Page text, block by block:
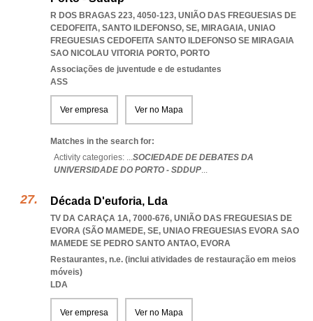
R DOS BRAGAS 223, 4050-123, UNIÃO DAS FREGUESIAS DE
CEDOFEITA, SANTO ILDEFONSO, SE, MIRAGAIA, UNIAO
FREGUESIAS CEDOFEITA SANTO ILDEFONSO SE MIRAGAIA
SAO NICOLAU VITORIA PORTO, PORTO
Associações de juventude e de estudantes
ASS
Ver empresa Ver no Mapa
Matches in the search for:
Activity categories: ...SOCIEDADE DE DEBATES DA
UNIVERSIDADE DO PORTO - SDDUP...
Década D'euforia, Lda
TV DA CARAÇA 1A, 7000-676, UNIÃO DAS FREGUESIAS DE
EVORA (SÃO MAMEDE, SE, UNIAO FREGUESIAS EVORA SAO
MAMEDE SE PEDRO SANTO ANTAO, EVORA
Restaurantes, n.e. (inclui atividades de restauração em meios
móveis)
LDA
Ver empresa Ver no Mapa